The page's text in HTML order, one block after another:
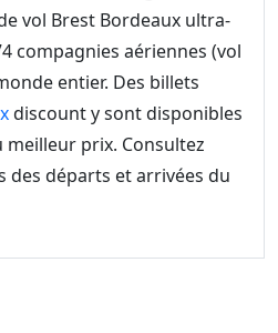
vol Brest Bordeaux ultra-
compagnies aériennes (vol
entier. Des billets
discount y sont disponibles
meilleur prix. Consultez
des départs et arrivées du